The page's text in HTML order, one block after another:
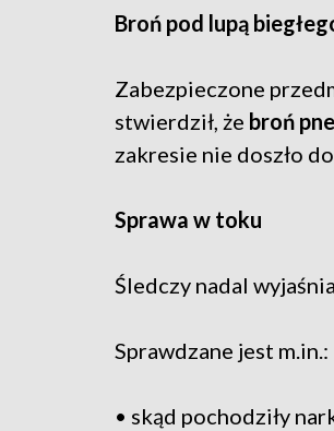
Broń pod lupą
Zabezpieczone
stwierdził, że broń
zakresie nie doszło
Sprawa w toku
Śledczy nadal
Sprawdzane jest m.in.:
• skąd pochodziły